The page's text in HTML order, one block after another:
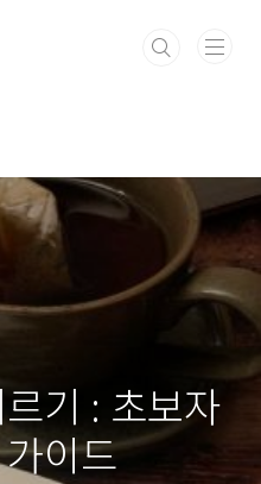
기 : 초보자
이드